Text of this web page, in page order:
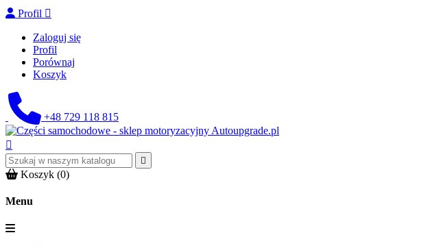
Profil 
Zaloguj się
Profil
Porównaj
Koszyk
+48 729 118 815


Koszyk (0)
Menu